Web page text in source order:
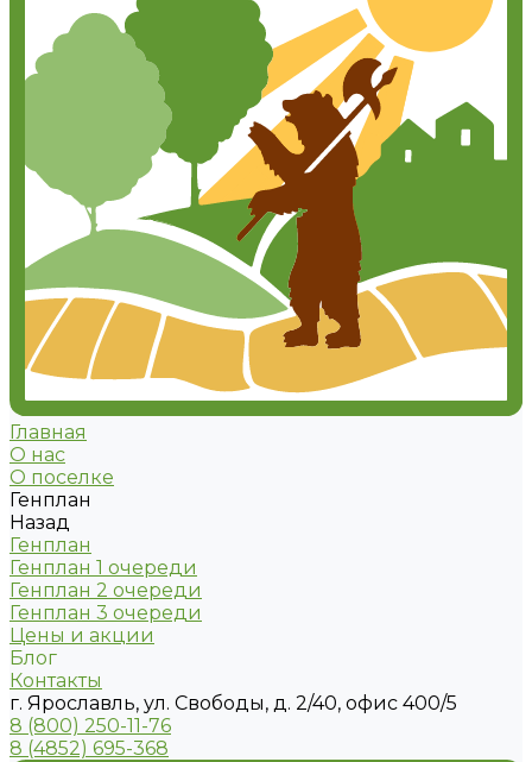
Главная
О нас
О поселке
Генплан
Назад
Генплан
Генплан 1 очереди
Генплан 2 очереди
Генплан 3 очереди
Цены и акции
Блог
Контакты
г. Ярославль, ул. Свободы, д. 2/40, офис 400/5
8 (800) 250-11-76
8 (4852) 695-368